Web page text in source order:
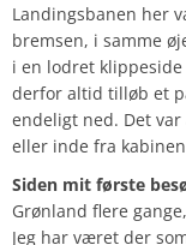
Landingsbanen her
bremsen, i samme
i en lodret
derfor altid tilløb et
endeligt ned. Det
eller inde fra
Siden mit første
Grønland flere
Jeg har været der